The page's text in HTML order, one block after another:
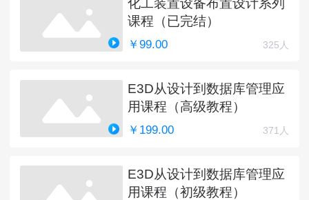
课程（已完结）
￥99.00 325人
E3D从设计到数据库管理应
用课程（高级教程）
￥199.00 371人
E3D从设计到数据库管理应
用课程（初级教程）